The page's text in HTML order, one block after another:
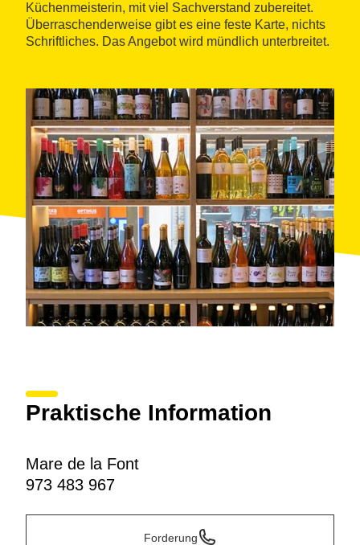
Küchenmeisterin, mit viel Sachverstand zubereitet.
Überraschenderweise gibt es eine feste Karte, nichts
Schriftliches. Das Angebot wird mündlich unterbreitet.
Praktische Information
Mare de la Font
973 483 967
Forderung